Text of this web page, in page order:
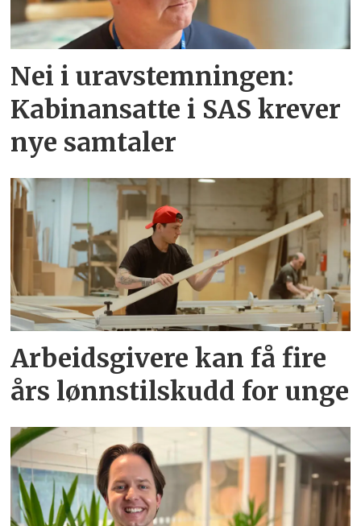
Nei i uravstemningen:
Kabinansatte i SAS krever
nye samtaler
Arbeidsgivere kan få fire
års lønnstilskudd for unge